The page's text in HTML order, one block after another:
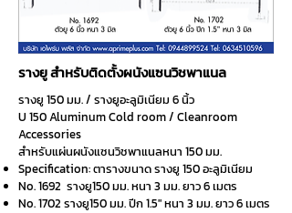
รางยู สำหรับติดตั้งผนังแซนวิชพาแนล
รางยู 150 มม. / รางยูอะลูมิเนียม 6 นิ้ว
U 150 Aluminum Cold room / Cleanroom
Accessories
สำหรับแผ่นผนังแซนวิชพาแนลหนา 150 มม.
Specification: ตารางขนาด รางยู 150 อะลูมิเนียม
No. 1692 รางยู150 มม. หนา 3 มม. ยาว 6 เมตร
No. 1702 รางยู150 มม. ปีก 1.5" หนา 3 มม. ยาว 6 เมตร